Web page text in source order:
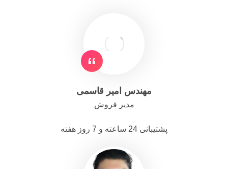
مهندس امیر قاسمی
مدیر فروش
پشتیبانی 24 ساعته و 7 روز هفته